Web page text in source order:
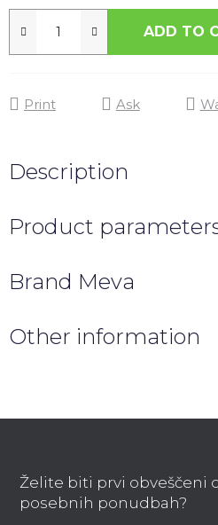
ADD TO
Print Ask
Description
Product
Brand Meva
Other information
Želite biti prvi obveščeni
posebnih ponudbah?